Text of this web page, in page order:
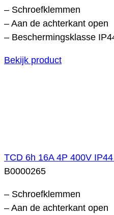
– Schroefklemmen
– Aan de achterkant open
– Beschermingsklasse
Bekijk product
TCD 6h 16A 4P 400V
B0000265
– Schroefklemmen
– Aan de achterkant open